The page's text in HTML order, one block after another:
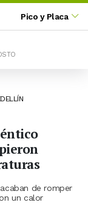
Pico y Placa
de romper
un calor